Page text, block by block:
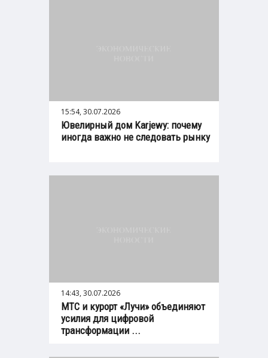
15:54, 30.07.2026
Ювелирный дом Karjewy: почему
иногда важно не следовать рынку
14:43, 30.07.2026
МТС и курорт «Лучи» объединяют
усилия для цифровой
трансформации ...